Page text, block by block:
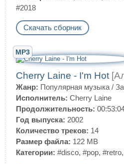
#2018
Скачать сборник
MP3
Cherry Laine - I'm Hot
Жанр: Популярная музыка /
Исполнитель: Cherry Laine
Продолжительность:
Год выпуска: 2002
Количество треков: 14
Размер файла: 122 MB
Категории: #disco, #pop, #retro,